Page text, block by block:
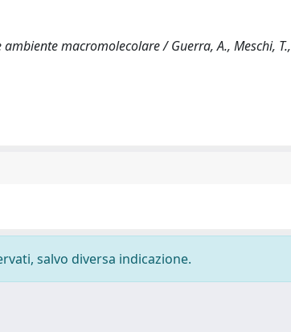
macromolecolare / Guerra, A., Meschi, T.,
salvo diversa indicazione.